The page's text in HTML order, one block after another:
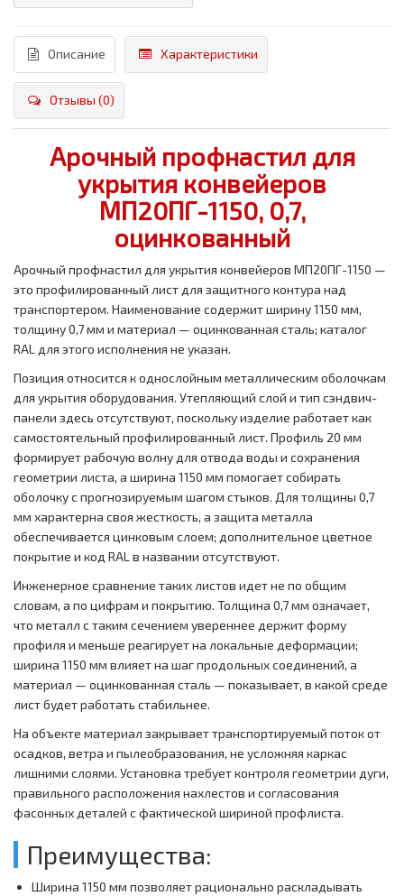
Описание Характеристики
Отзывы (0)
Арочный профнастил для
укрытия конвейеров
МП20ПГ-1150, 0,7,
оцинкованный
Арочный профнастил для укрытия конвейеров МП20ПГ-1150 —
это профилированный лист для защитного контура над
транспортером. Наименование содержит ширину 1150 мм,
толщину 0,7 мм и материал — оцинкованная сталь; каталог
RAL для этого исполнения не указан.
Позиция относится к однослойным металлическим оболочкам
для укрытия оборудования. Утепляющий слой и тип сэндвич-
панели здесь отсутствуют, поскольку изделие работает как
самостоятельный профилированный лист. Профиль 20 мм
формирует рабочую волну для отвода воды и сохранения
геометрии листа, а ширина 1150 мм помогает собирать
оболочку с прогнозируемым шагом стыков. Для толщины 0,7
мм характерна своя жесткость, а защита металла
обеспечивается цинковым слоем; дополнительное цветное
покрытие и код RAL в названии отсутствуют.
Инженерное сравнение таких листов идет не по общим
словам, а по цифрам и покрытию. Толщина 0,7 мм означает,
что металл с таким сечением увереннее держит форму
профиля и меньше реагирует на локальные деформации;
ширина 1150 мм влияет на шаг продольных соединений, а
материал — оцинкованная сталь — показывает, в какой среде
лист будет работать стабильнее.
На объекте материал закрывает транспортируемый поток от
осадков, ветра и пылеобразования, не усложняя каркас
лишними слоями. Установка требует контроля геометрии дуги,
правильного расположения нахлестов и согласования
фасонных деталей с фактической шириной профлиста.
Преимущества:
Ширина 1150 мм позволяет рационально раскладывать